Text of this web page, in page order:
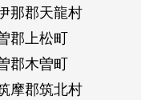
那郡天龍村
郡上松町
郡木曽町
摩郡筑北村